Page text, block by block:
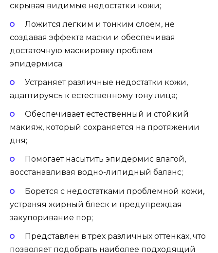
скрывая видимые недостатки кожи;
Ложится легким и тонким слоем, не
создавая эффекта маски и обеспечивая
достаточную маскировку проблем
эпидермиса;
Устраняет различные недостатки кожи,
адаптируясь к естественному тону лица;
Обеспечивает естественный и стойкий
макияж, который сохраняется на протяжении
дня;
Помогает насытить эпидермис влагой,
восстанавливая водно-липидный баланс;
Борется с недостатками проблемной кожи,
устраняя жирный блеск и предупреждая
закупоривание пор;
Представлен в трех различных оттенках, что
позволяет подобрать наиболее подходящий